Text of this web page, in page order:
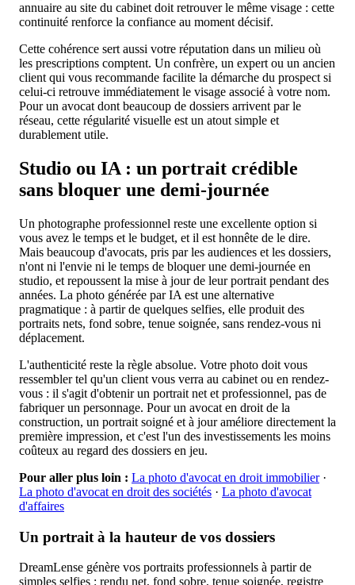
annuaire au site du cabinet doit retrouver le même visage : cette
continuité renforce la confiance au moment décisif.
Cette cohérence sert aussi votre réputation dans un milieu où
les prescriptions comptent. Un confrère, un expert ou un ancien
client qui vous recommande facilite la démarche du prospect si
celui-ci retrouve immédiatement le visage associé à votre nom.
Pour un avocat dont beaucoup de dossiers arrivent par le
réseau, cette régularité visuelle est un atout simple et
durablement utile.
Studio ou IA : un portrait crédible
sans bloquer une demi-journée
Un photographe professionnel reste une excellente option si
vous avez le temps et le budget, et il est honnête de le dire.
Mais beaucoup d'avocats, pris par les audiences et les dossiers,
n'ont ni l'envie ni le temps de bloquer une demi-journée en
studio, et repoussent la mise à jour de leur portrait pendant des
années. La photo générée par IA est une alternative
pragmatique : à partir de quelques selfies, elle produit des
portraits nets, fond sobre, tenue soignée, sans rendez-vous ni
déplacement.
L'authenticité reste la règle absolue. Votre photo doit vous
ressembler tel qu'un client vous verra au cabinet ou en rendez-
vous : il s'agit d'obtenir un portrait net et professionnel, pas de
fabriquer un personnage. Pour un avocat en droit de la
construction, un portrait soigné et à jour améliore directement la
première impression, et c'est l'un des investissements les moins
coûteux au regard des dossiers en jeu.
Pour aller plus loin : La photo d'avocat en droit immobilier·
La photo d'avocat en droit des sociétés · La photo d'avocat
d'affaires
Un portrait à la hauteur de vos dossiers
DreamLense génère vos portraits professionnels à partir de
simples selfies : rendu net, fond sobre, tenue soignée, registre